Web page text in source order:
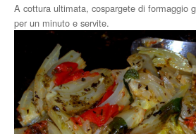
A cottura ultimata, cospargete di formaggio
per un minuto e servite.